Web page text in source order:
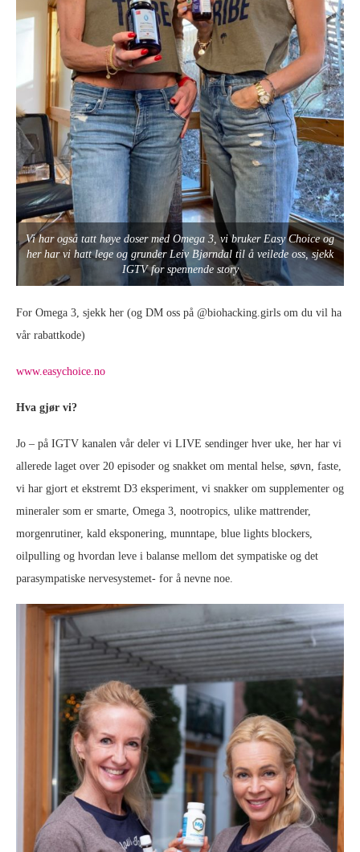
Vi har også tatt høye doser med Omega 3, vi bruker Easy Choice og
her har vi hatt lege og grunder Leiv Bjørndal til å veilede oss, sjekk
IGTV for spennende story
For Omega 3, sjekk her (og DM oss på @biohacking.girls om du vil ha
vår rabattkode)
www.easychoice.no
Hva gjør vi?
Jo – på IGTV kanalen vår deler vi LIVE sendinger hver uke, her har vi
allerede laget over 20 episoder og snakket om mental helse, søvn, faste,
vi har gjort et ekstremt D3 eksperiment, vi snakker om supplementer og
mineraler som er smarte, Omega 3, nootropics, ulike mattrender,
morgenrutiner, kald eksponering, munntape, blue lights blockers,
oilpulling og hvordan leve i balanse mellom det sympatiske og det
parasympatiske nervesystemet- for å nevne noe.